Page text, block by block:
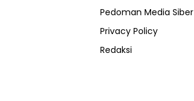
Pedoman Media Siber
Privacy Policy
Redaksi